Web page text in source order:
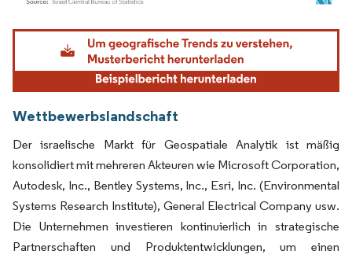
Bild © Mordor Intelligence. Wiederverwendung erfordert Namensnennung gemäß
Wettbewerbslandschaft
Der israelische Markt für Geospatiale Analytik ist mäßig
konsolidiert mit mehreren Akteuren wie Microsoft Corporation,
Autodesk, Inc., Bentley Systems, Inc., Esri, Inc. (Environmental
Systems Research Institute), General Electrical Company usw.
Die Unternehmen investieren kontinuierlich in strategische
Partnerschaften und Produktentwicklungen, um einen